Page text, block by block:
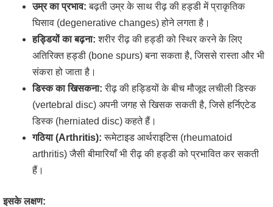
उम्र का प्रभाव: बढ़ती उम्र के साथ रीढ़ की हड्डी में प्राकृतिक
घिसाव (degenerative changes) होने लगता है।
हड्डियों का बढ़ना: शरीर रीढ़ की हड्डी को स्थिर करने के लिए
अतिरिक्त हड्डी (bone spurs) बना सकता है, जिससे रास्ता और भी
संकरा हो जाता है।
डिस्क का खिसकना: रीढ़ की हड्डियों के बीच मौजूद लचीली डिस्क
(vertebral disc) अपनी जगह से खिसक सकती है, जिसे हर्निएटेड
डिस्क (herniated disc) कहते हैं।
गठिया (Arthritis): रूमेटाइड आर्थराइटिस (rheumatoid
arthritis) जैसी बीमारियाँ भी रीढ़ की हड्डी को प्रभावित कर सकती
हैं।
इसके लक्षण: